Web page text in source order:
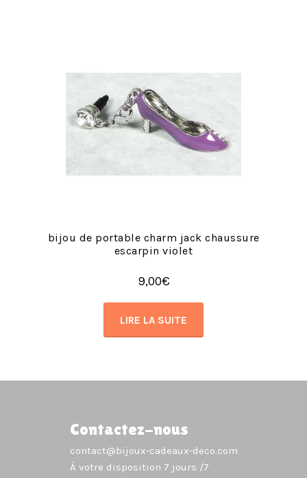
bijou de portable charm jack chaussure
escarpin violet
9,00€
LIRE LA SUITE
Contactez-nous
contact@bijoux-cadeaux-deco.com
À votre disposition 7 jours /7